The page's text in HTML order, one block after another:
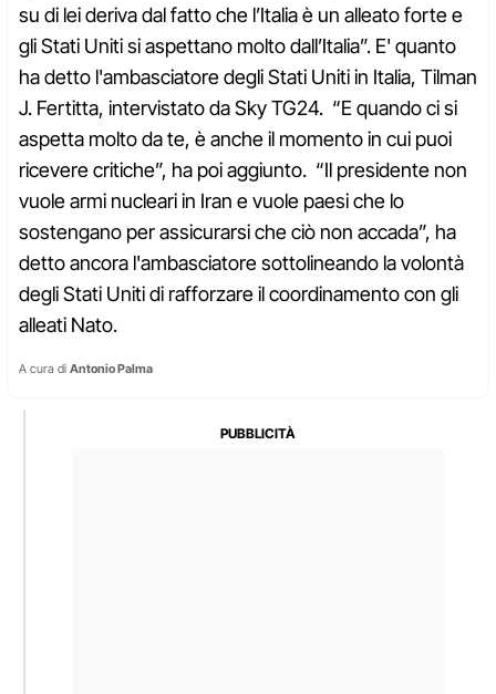
su di lei deriva dal fatto che l’Italia è un alleato forte e
gli Stati Uniti si aspettano molto dall’Italia”. E' quanto
ha detto l'ambasciatore degli Stati Uniti in Italia, Tilman
J. Fertitta, intervistato da Sky TG24. “E quando ci si
aspetta molto da te, è anche il momento in cui puoi
ricevere critiche”, ha poi aggiunto. “Il presidente non
vuole armi nucleari in Iran e vuole paesi che lo
sostengano per assicurarsi che ciò non accada”, ha
detto ancora l'ambasciatore sottolineando la volontà
degli Stati Uniti di rafforzare il coordinamento con gli
alleati Nato.
A cura di Antonio Palma